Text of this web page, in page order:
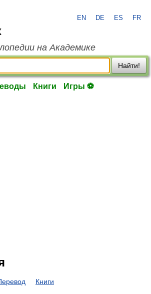
EN DE ES FR
на Академике
Найти!
Книги Игры ⚽
Книги